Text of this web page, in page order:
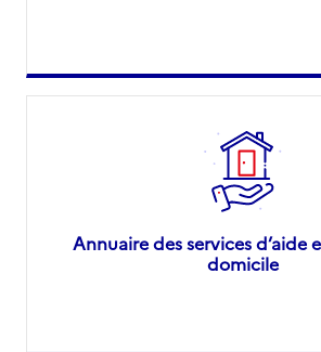
Annuaire des services d’aide
domicile